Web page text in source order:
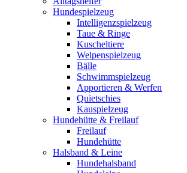
Hundespielzeug
Intelligenzspielzeug
Taue & Ringe
Kuscheltiere
Welpenspielzeug
Bälle
Schwimmspielzeug
Apportieren & Werfen
Quietschies
Kauspielzeug
Hundehütte & Freilauf
Freilauf
Hundehütte
Halsband & Leine
Hundehalsband